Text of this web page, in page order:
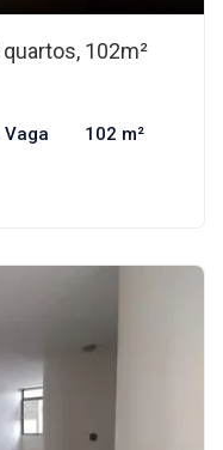
102m²
Vaga 102 m²